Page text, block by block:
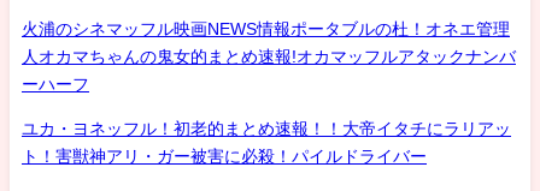
火浦のシネマッフル映画NEWS情報ポータブルの杜！オネエ管理
人オカマちゃんの鬼女的まとめ速報!オカマッフルアタックナンバ
ーハーフ
ユカ・ヨネッフル！初老的まとめ速報！！大帝イタチにラリアッ
ト！害獣神アリ・ガー被害に必殺！パイルドライバー